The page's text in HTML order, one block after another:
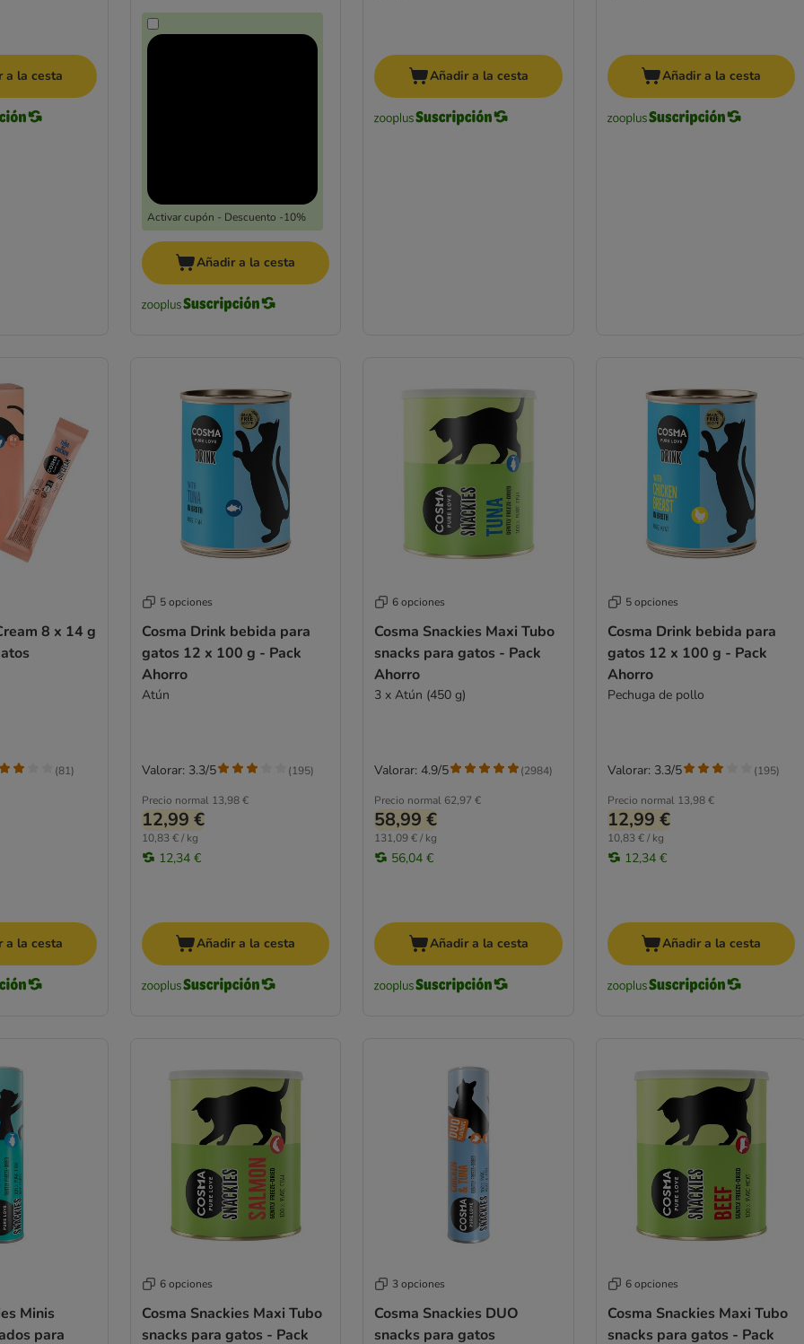
a la cesta
Activar cupón - Descuento -10%
Añadir a la cesta
Añadir a la cesta Añadir a la cesta
8 x 14 g
(81)
a la cesta
5 opciones
Cosma Drink bebida para
gatos 12 x 100 g - Pack
Ahorro
Atún
Precio normal 13,98 €
12,99 €
10,83 € / kg
12,34 €
Valorar: 3.3/5 (195)
Añadir a la cesta
6 opciones
Cosma Snackies Maxi Tubo
snacks para gatos - Pack
Ahorro
3 x Atún (450 g)
Precio normal 62,97 €
58,99 €
131,09 € / kg
56,04 €
Valorar: 4.9/5 (2984)
Añadir a la cesta
5 opciones
Cosma Drink bebida para
gatos 12 x 100 g - Pack
Ahorro
Pechuga de pollo
Precio normal 13,98 €
12,99 €
10,83 € / kg
12,34 €
Valorar: 3.3/5 (195)
Añadir a la cesta
Minis
para
6 opciones
Cosma Snackies Maxi Tubo
snacks para gatos - Pack
3 opciones
Cosma Snackies DUO
snacks para gatos
6 opciones
Cosma Snackies Maxi Tubo
snacks para gatos - Pack